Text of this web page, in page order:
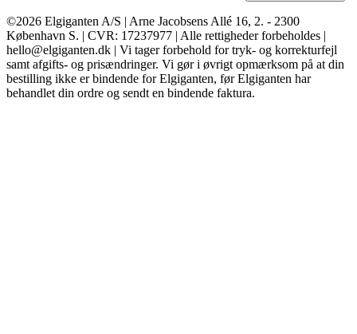
©2026 Elgiganten A/S | Arne Jacobsens Allé 16, 2. - 2300
København S. | CVR: 17237977 | Alle rettigheder forbeholdes |
hello@elgiganten.dk | Vi tager forbehold for tryk- og korrekturfejl
samt afgifts- og prisændringer. Vi gør i øvrigt opmærksom på at din
bestilling ikke er bindende for Elgiganten, før Elgiganten har
behandlet din ordre og sendt en bindende faktura.